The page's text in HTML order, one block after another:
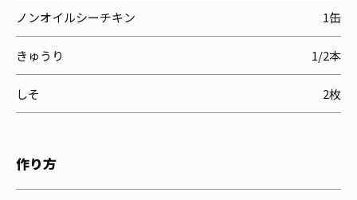
ノンオイルシーチキン 1缶
きゅうり 1/2本
しそ 2枚
作り方